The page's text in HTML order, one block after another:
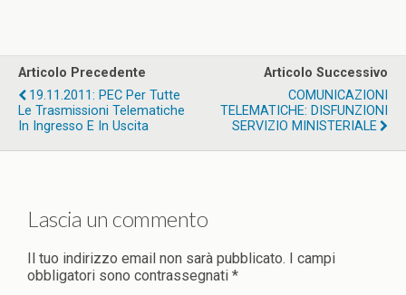
Articolo Precedente
19.11.2011: PEC Per Tutte
Le Trasmissioni Telematiche
In Ingresso E In Uscita
Articolo Successivo
COMUNICAZIONI
TELEMATICHE: DISFUNZIONI
SERVIZIO MINISTERIALE
Lascia un commento
Il tuo indirizzo email non sarà pubblicato. I campi
obbligatori sono contrassegnati *